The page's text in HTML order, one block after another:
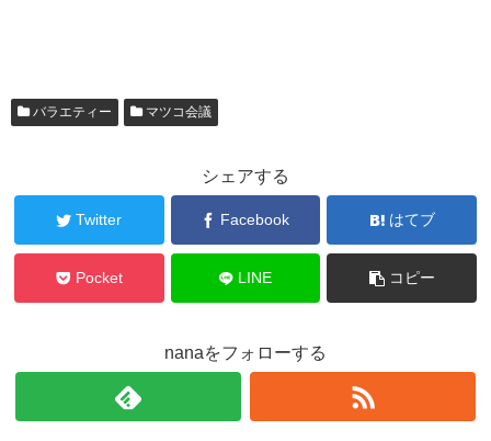
バラエティー マツコ会議
シェアする
Twitter Facebook はてブ
Pocket LINE コピー
nanaをフォローする